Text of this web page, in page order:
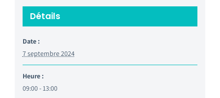
Détails
Date :
7 septembre 2024
Heure :
09:00 - 13:00